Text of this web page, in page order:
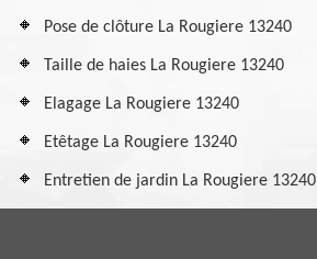
Pose de clôture La Rougiere 13240
Taille de haies La Rougiere 13240
Elagage La Rougiere 13240
Etêtage La Rougiere 13240
Entretien de jardin La Rougiere 13240